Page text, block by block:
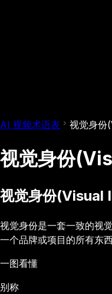
AI 视频术语表 视觉身份
视觉身份
视觉身份(Visual
视觉身份是一套一致的视
一个品牌或项目的所有东
一图看懂
别称